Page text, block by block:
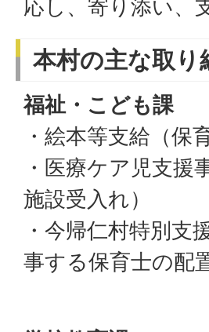
応し、寄り添い、
本村の主な取り
福祉・こども課
・絵本等支給（保
・医療ケア児支援
施設受入れ）
・今帰仁村特別支
事する保育士の配